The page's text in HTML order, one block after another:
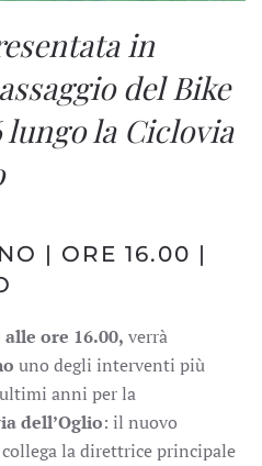
in
del Bike
lungo la Ciclovia
| ORE 16.00 |
ore 16.00, verrà
uno degli interventi più
anni per la
dell’Oglio: il nuovo
la direttrice principale